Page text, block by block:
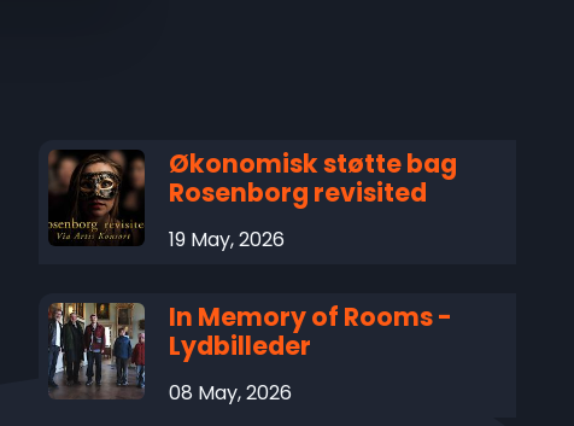
Økonomisk støtte bag
Rosenborg revisited
19 May, 2026
In Memory of Rooms -
Lydbilleder
08 May, 2026